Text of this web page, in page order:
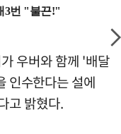
우버와 함께 '배달
인수한다는 설에
고 밝혔다.